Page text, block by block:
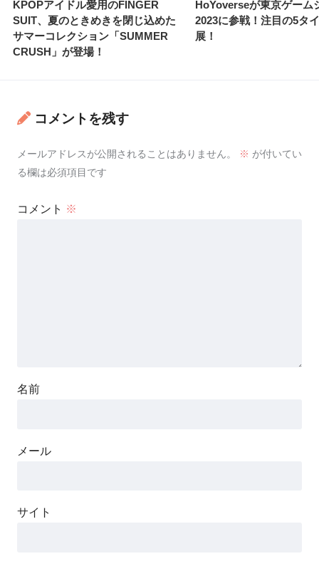
KPOPアイドル愛用のFINGER
SUIT、夏のときめきを閉じ込めた
サマーコレクション「SUMMER
CRUSH」が登場！
HoYoverseが東京ゲーム
2023に参戦！注目の5タ
展！
コメントを残す
メールアドレスが公開されることはありません。 ※ が付いてい
る欄は必須項目です
コメント ※
名前
メール
サイト